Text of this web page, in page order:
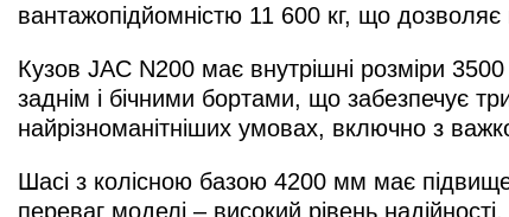
вантажопідйомністю 11 600 кг, що дозволяє
Кузов JAC N200 має внутрішні розміри
заднім і бічними бортами, що забезпечує
найрізноманітніших умовах, включно з
Шасі з колісною базою 4200 мм має
переваг моделі – високий рівень